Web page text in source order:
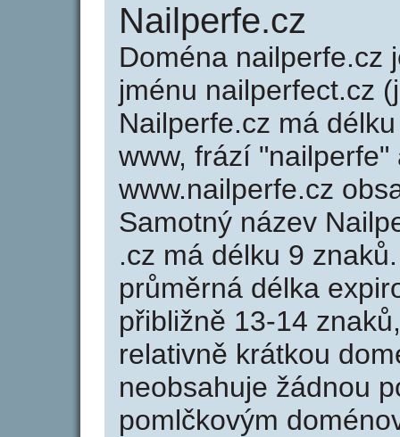
Nailperfe.cz
Doména nailperfe.cz
jménu nailperfect.cz
Nailperfe.cz má
www, frází
www.nailperfe.cz
Samotný název
.cz má délku 9
průměrná délka
přibližně 13-14
relativně krátkou
neobsahuje žádnou
pomlčkovým